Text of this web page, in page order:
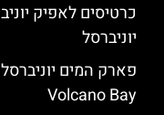
כרטיסים לאפיק
יוניברסל
Volcano Bay